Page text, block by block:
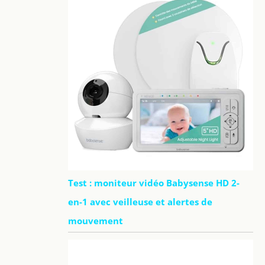
Test : moniteur vidéo Babysense HD 2-
en-1 avec veilleuse et alertes de
mouvement